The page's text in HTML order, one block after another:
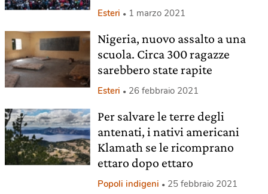
Esteri 1 marzo 2021
Nigeria, nuovo assalto a una
scuola. Circa 300 ragazze
sarebbero state rapite
Esteri 26 febbraio 2021
Per salvare le terre degli
antenati, i nativi americani
Klamath se le ricomprano
ettaro dopo ettaro
Popoli indigeni 25 febbraio 2021